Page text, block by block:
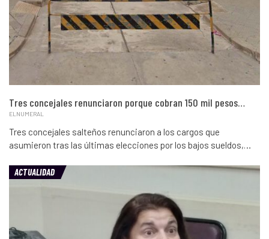
Tres concejales renunciaron porque cobran 150 mil pesos…
ELNUMERAL
Tres concejales salteños renunciaron a los cargos que
asumieron tras las últimas elecciones por los bajos sueldos,…
ACTUALIDAD